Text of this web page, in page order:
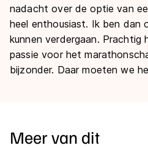
nadacht over de optie van
heel enthousiast. Ik ben dan
kunnen verdergaan. Prachtig
passie voor het
bijzonder. Daar moeten we
Meer van dit